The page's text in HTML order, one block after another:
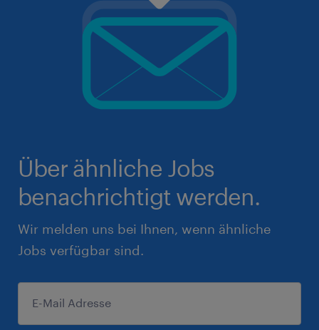
Über ähnliche Jobs
benachrichtigt werden.
Wir melden uns bei Ihnen, wenn ähnliche
Jobs verfügbar sind.